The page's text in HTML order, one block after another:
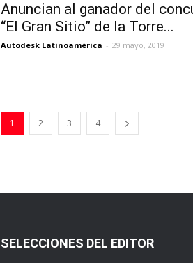
Anuncian al ganador del
“El Gran Sitio” de la Torre...
Autodesk Latinoamérica - 29 mayo, 2019
1 2 3 4
SELECCIONES DEL EDITOR